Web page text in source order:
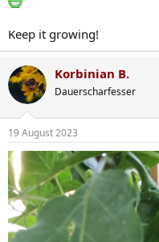
Keep it growing!
Korbinian B.
Dauerscharfesser
19 August 2023